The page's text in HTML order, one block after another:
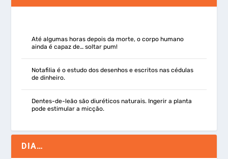
Até algumas horas depois da morte, o corpo humano
ainda é capaz de… soltar pum!
Notafilia é o estudo dos desenhos e escritos nas cédulas
de dinheiro.
Dentes-de-leão são diuréticos naturais. Ingerir a planta
pode estimular a micção.
DIA…